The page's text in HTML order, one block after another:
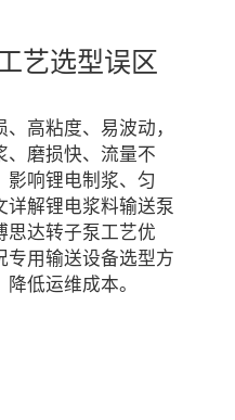
艺选型误区
高粘度、易波动，
、磨损快、流量不
影响锂电制浆、匀
详解锂电浆料输送泵
思达转子泵工艺优
专用输送设备选型方
低运维成本。